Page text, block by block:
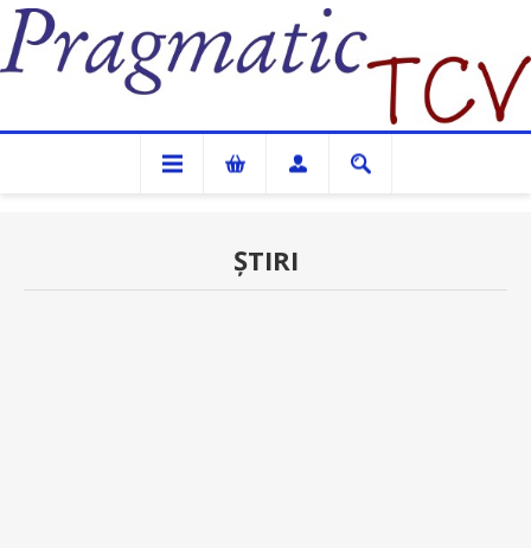
Pragmatic TCV
ȘTIRI